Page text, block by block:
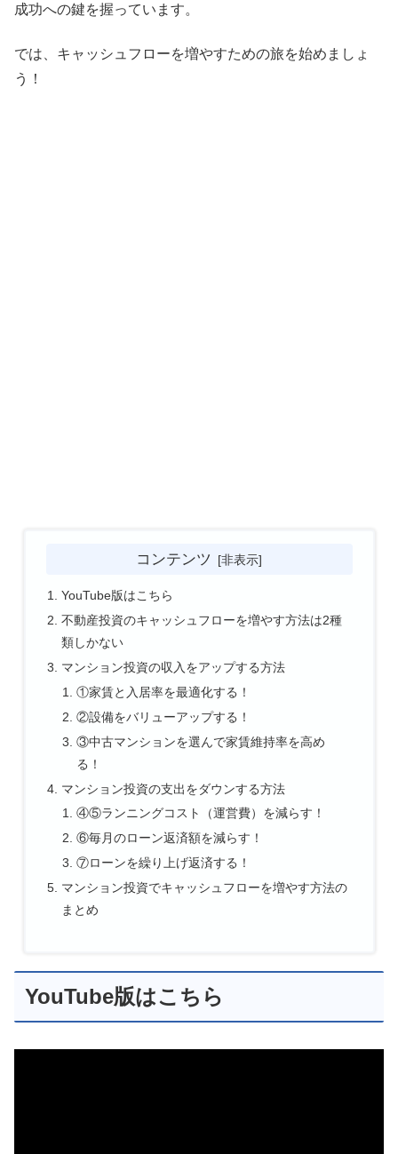
成功への鍵を握っています。
では、キャッシュフローを増やすための旅を始めましょ
う！
コンテンツ
YouTube版はこちら
不動産投資のキャッシュフローを増やす方法は2種
類しかない
マンション投資の収入をアップする方法
①家賃と入居率を最適化する！
②設備をバリューアップする！
③中古マンションを選んで家賃維持率を高め
る！
マンション投資の支出をダウンする方法
④⑤ランニングコスト（運営費）を減らす！
⑥毎月のローン返済額を減らす！
⑦ローンを繰り上げ返済する！
マンション投資でキャッシュフローを増やす方法の
まとめ
YouTube版はこちら